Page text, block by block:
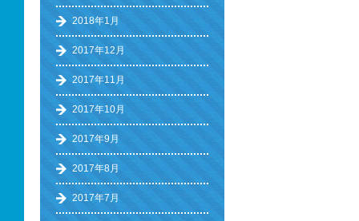
2018年1月
2017年12月
2017年11月
2017年10月
2017年9月
2017年8月
2017年7月